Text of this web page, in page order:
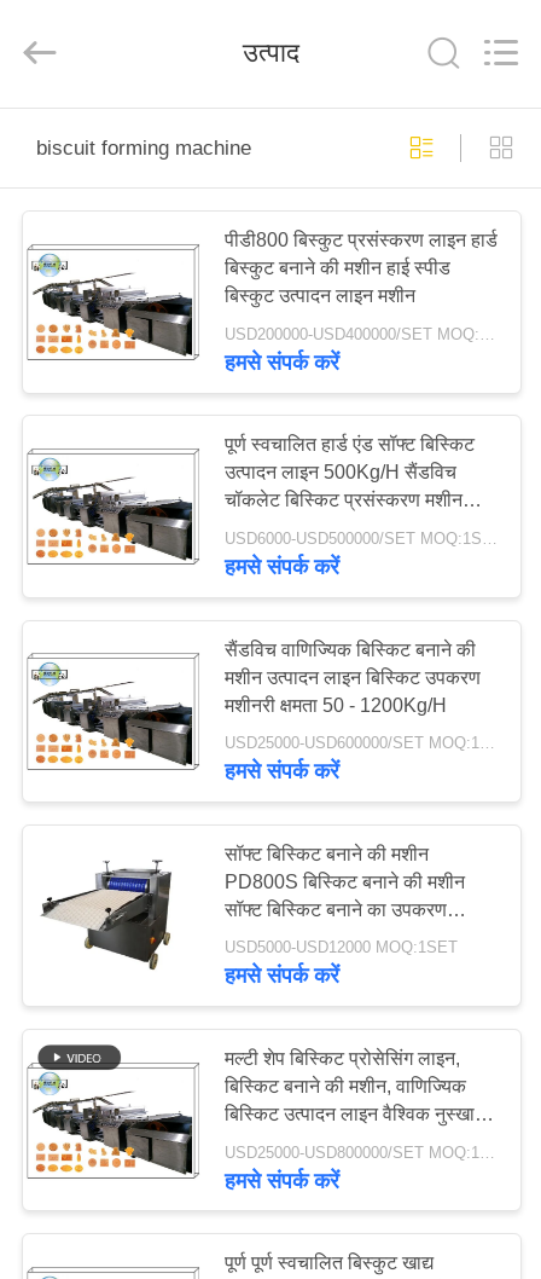
उत्पाद
हमारे
बारे
कारखाना
भ्रमण
गुणवत्ता
नियंत्रण
संपर्क
समाचार
उद्धरण
विनती
करे
साइटमैप
POLICY
Rights
Reserved.
ECER
उत्पाद
biscuit forming machine
पीडी800 बिस्कुट प्रसंस्करण लाइन हार्ड
बिस्कुट बनाने की मशीन हाई स्पीड
बिस्कुट उत्पादन लाइन मशीन
हमसे संपर्क करें
पूर्ण स्वचालित हार्ड एंड सॉफ्ट बिस्किट
उत्पादन लाइन 500Kg/H सैंडविच
चॉकलेट बिस्किट प्रसंस्करण मशीन
उपकरण
USD6000-USD500000/SET MOQ:1SET
हमसे संपर्क करें
सैंडविच वाणिज्यिक बिस्किट बनाने की
मशीन उत्पादन लाइन बिस्किट उपकरण
मशीनरी क्षमता 50 - 1200Kg/H
USD25000-USD600000/SET MOQ:1SET
हमसे संपर्क करें
सॉफ्ट बिस्किट बनाने की मशीन
PD800S बिस्किट बनाने की मशीन
सॉफ्ट बिस्किट बनाने का उपकरण
PD400 PD600 PD800 PD1000
USD5000-USD12000 MOQ:1SET
हमसे संपर्क करें
मल्टी शेप बिस्किट प्रोसेसिंग लाइन,
बिस्किट बनाने की मशीन, वाणिज्यिक
बिस्किट उत्पादन लाइन वैश्विक नुस्खा
समर्थन
हमसे संपर्क करें
पूर्ण पूर्ण स्वचालित बिस्कुट खाद्य